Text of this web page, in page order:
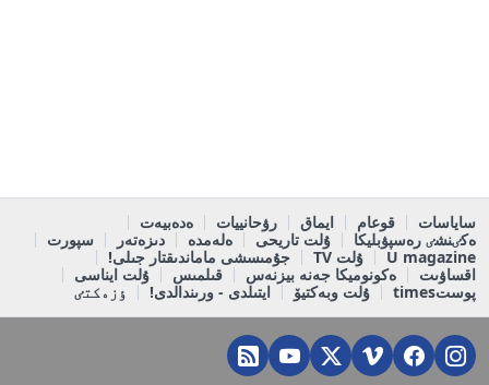
ساياسات قوعام ايماق رۋحانييات
ەدەبيەت
ەكٸنشٸ رەسپۋبليكا
ۇلت تاريحى ەلەمدە دىزەتەر
سپورت
U magazine
ۇلت TV
جۇمىسشى ماماندىقتار جىلى!
اقساۋىت
ەكونوميكا جەنە بيزنەس قىلمىس
ۇلت ايناسى
پوستtimes
ۇلت وبەكتيۆ ايتىلدى - ورىندالدى! ٶزەكتٸ